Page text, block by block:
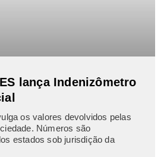
lança Indenizômetro
os valores devolvidos pelas
Números são
estados sob jurisdição da